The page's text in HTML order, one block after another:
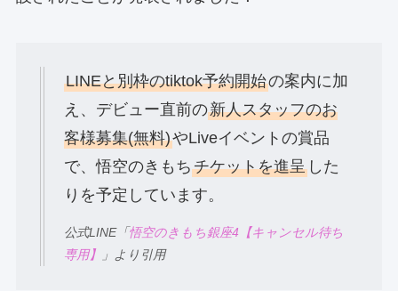
LINEと別枠のtiktok予約開始の案内に加
え、デビュー直前の新人スタッフのお
客様募集(無料)やLiveイベントの賞品
で、悟空のきもちチケットを進呈した
りを予定しています。
公式LINE「悟空のきもち銀座4【キャンセル待ち
専用】
」より引用